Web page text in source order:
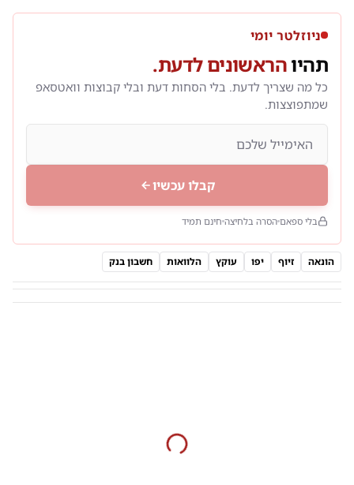
ניוזלטר יומי
תהיוהראשונים לדעת.
כל מה שצריך לדעת. בלי הסחות דעת ובלי קבוצות וואטסאפ
שמתפוצצות.
קבלו עכשיו
בלי ספאם הסרה בלחיצה חינם תמיד
הונאה זיוף יפו עוקץ הלוואות חשבון בנק